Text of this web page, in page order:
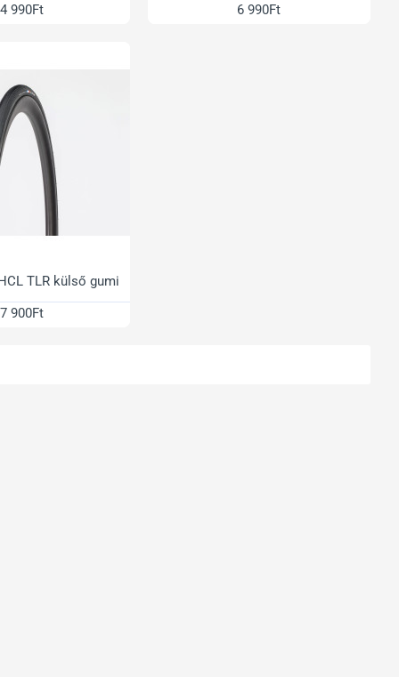
990Ft
6 990Ft
TLR külső gumi
900Ft